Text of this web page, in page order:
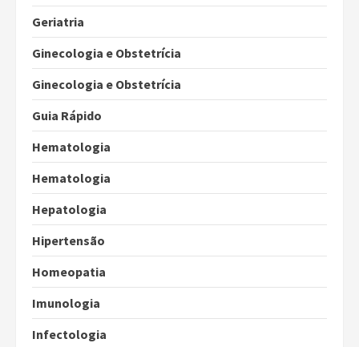
Geriatria
Ginecologia e Obstetrícia
Ginecologia e Obstetrícia
Guia Rápido
Hematologia
Hematologia
Hepatologia
Hipertensão
Homeopatia
Imunologia
Infectologia